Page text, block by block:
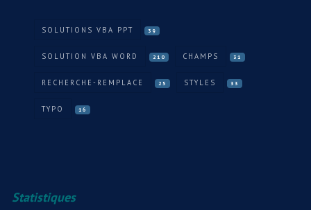
SOLUTIONS VBA PPT 39
SOLUTION VBA WORD 210 CHAMPS 31
RECHERCHE-REMPLACE 25 STYLES 33
TYPO 16
Statistiques